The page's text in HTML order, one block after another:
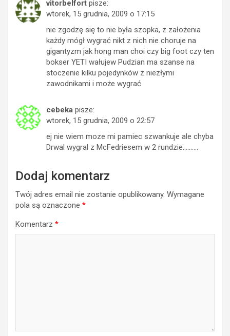
vitorbelfort pisze:
wtorek, 15 grudnia, 2009 o 17:15
nie zgodzę się to nie była szopka, z założenia
każdy mógł wygrać nikt z nich nie choruje na
gigantyzm jak hong man choi czy big foot czy ten
bokser YETI wałujew Pudzian ma szanse na
stoczenie kilku pojedynków z niezłymi
zawodnikami i może wygrać
cebeka pisze:
wtorek, 15 grudnia, 2009 o 22:57
ej nie wiem moze mi pamiec szwankuje ale chyba
Drwal wygral z McFedriesem w 2 rundzie……….
Dodaj komentarz
Twój adres email nie zostanie opublikowany. Wymagane
pola są oznaczone *
Komentarz *